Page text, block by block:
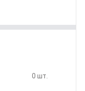
0 шт.